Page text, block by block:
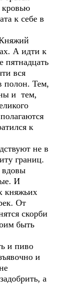
кровью
к себе в
А идти к
пятнадцать
вся
полон. Тем,
и тем,
к
не в
границ.
И
княжьих
От
скорби
быть
и пиво
и
а